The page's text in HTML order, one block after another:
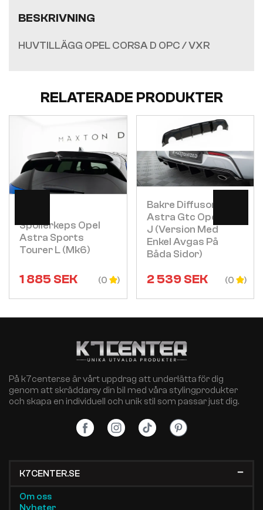
BESKRIVNING
HUVTILLÄGG OPEL CORSA D OPC / VXR
RELATERADE PRODUKTER
Spoilerkeps Opel
Astra Sports
Tourer L (mk6)
1 885SEK (0
Visa
Bakre Diffusor Opel
Astra Gtc Opc-Line
J (version Med
Enkel Avgas På
Båda Sidor)
2 539SEK (0
Visa
På k7center.se är vårt uppdrag att underlätta för dig
genom att skräddarsy din bil med våra stylingprodukter
och skapa en individuell och unik stil som passar just dig.
K7CENTER.SE
Om oss
Nyheter